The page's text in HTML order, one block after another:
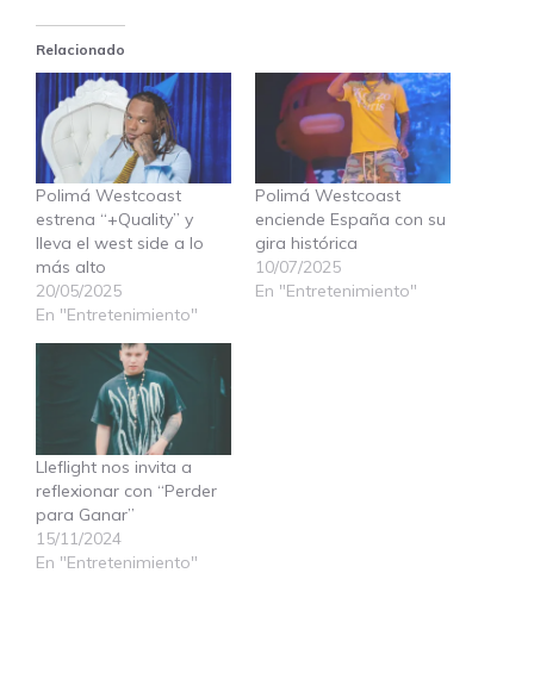
Relacionado
Polimá Westcoast
estrena “+Quality” y
lleva el west side a lo
más alto
20/05/2025
En "Entretenimiento"
Polimá Westcoast
enciende España con su
gira histórica
10/07/2025
En "Entretenimiento"
Lleflight nos invita a
reflexionar con “Perder
para Ganar”
15/11/2024
En "Entretenimiento"